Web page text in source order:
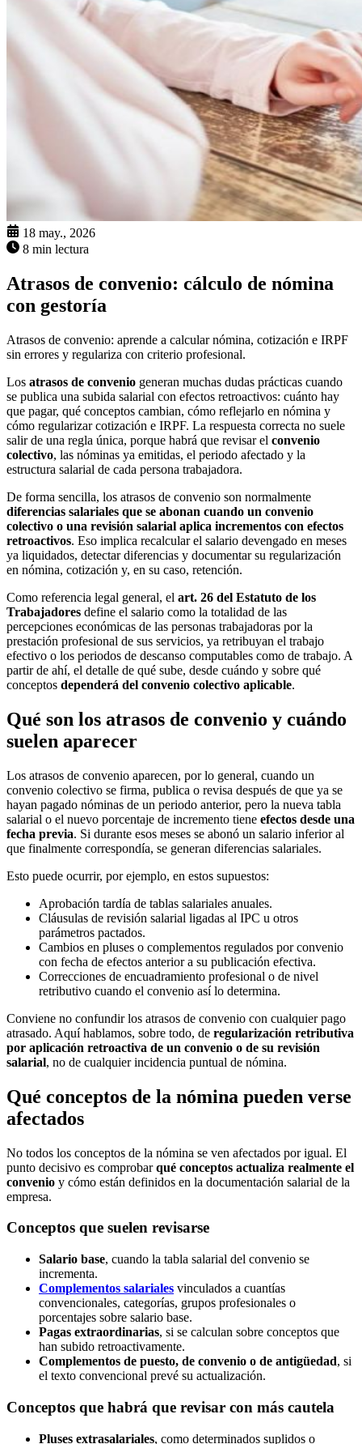
18 may., 2026
8 min lectura
Atrasos de convenio: cálculo de nómina
con gestoría
Atrasos de convenio: aprende a calcular nómina, cotización e IRPF
sin errores y regulariza con criterio profesional.
Los atrasos de convenio generan muchas dudas prácticas cuando
se publica una subida salarial con efectos retroactivos: cuánto hay
que pagar, qué conceptos cambian, cómo reflejarlo en nómina y
cómo regularizar cotización e IRPF. La respuesta correcta no suele
salir de una regla única, porque habrá que revisar el convenio
colectivo, las nóminas ya emitidas, el periodo afectado y la
estructura salarial de cada persona trabajadora.
De forma sencilla, los atrasos de convenio son normalmente
diferencias salariales que se abonan cuando un convenio
colectivo o una revisión salarial aplica incrementos con efectos
retroactivos. Eso implica recalcular el salario devengado en meses
ya liquidados, detectar diferencias y documentar su regularización
en nómina, cotización y, en su caso, retención.
Como referencia legal general, el art. 26 del Estatuto de los
Trabajadores define el salario como la totalidad de las
percepciones económicas de las personas trabajadoras por la
prestación profesional de sus servicios, ya retribuyan el trabajo
efectivo o los periodos de descanso computables como de trabajo. A
partir de ahí, el detalle de qué sube, desde cuándo y sobre qué
conceptos dependerá del convenio colectivo aplicable.
Qué son los atrasos de convenio y cuándo
suelen aparecer
Los atrasos de convenio aparecen, por lo general, cuando un
convenio colectivo se firma, publica o revisa después de que ya se
hayan pagado nóminas de un periodo anterior, pero la nueva tabla
salarial o el nuevo porcentaje de incremento tiene efectos desde una
fecha previa. Si durante esos meses se abonó un salario inferior al
que finalmente correspondía, se generan diferencias salariales.
Esto puede ocurrir, por ejemplo, en estos supuestos:
Aprobación tardía de tablas salariales anuales.
Cláusulas de revisión salarial ligadas al IPC u otros
parámetros pactados.
Cambios en pluses o complementos regulados por convenio
con fecha de efectos anterior a su publicación efectiva.
Correcciones de encuadramiento profesional o de nivel
retributivo cuando el convenio así lo determina.
Conviene no confundir los atrasos de convenio con cualquier pago
atrasado. Aquí hablamos, sobre todo, de regularización retributiva
por aplicación retroactiva de un convenio o de su revisión
salarial, no de cualquier incidencia puntual de nómina.
Qué conceptos de la nómina pueden verse
afectados
No todos los conceptos de la nómina se ven afectados por igual. El
punto decisivo es comprobarqué conceptos actualiza realmente el
convenio y cómo están definidos en la documentación salarial de la
empresa.
Conceptos que suelen revisarse
Salario base, cuando la tabla salarial del convenio se
incrementa.
Complementos salariales vinculados a cuantías
convencionales, categorías, grupos profesionales o
porcentajes sobre salario base.
Pagas extraordinarias, si se calculan sobre conceptos que
han subido retroactivamente.
Complementos de puesto, de convenio o de antigüedad, si
el texto convencional prevé su actualización.
Conceptos que habrá que revisar con más cautela
Pluses extrasalariales, como determinados suplidos o